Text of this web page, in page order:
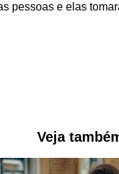
pessoas e elas
Veja